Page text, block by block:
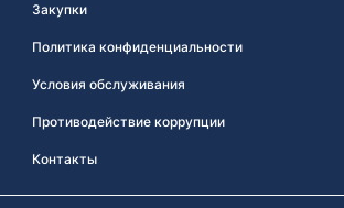
Закупки
Политика конфиденциальности
Условия обслуживания
Противодействие коррупции
Контакты